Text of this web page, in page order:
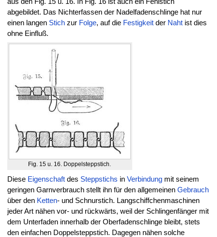
abgebildet. Das Nichterfassen der Nadelfadenschlinge hat nur
einen langen Stichzur Folge, auf die Festigkeitder Nahtist dies
ohne Einfluß.
Fig. 15 u. 16. Doppelsteppstich.
Diese Eigenschaftdes Steppstichs in Verbindungmit seinem
geringen Garnverbrauch stellt ihn für den allgemeinen Gebrauch
über den Ketten- und Schnurstich. Langschiffchenmaschinen
jeder Art nähen vor- und rückwärts, weil der Schlingenfänger mit
dem Unterfaden innerhalb der Oberfadenschlinge bleibt, stets
den einfachen Doppelsteppstich. Dagegen nähen solche